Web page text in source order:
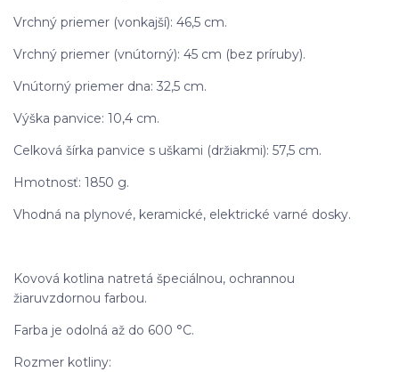
Vrchný priemer (vonkajší): 46,5 cm.
Vrchný priemer (vnútorný): 45 cm (bez príruby).
Vnútorný priemer dna: 32,5 cm.
Výška panvice: 10,4 cm.
Celková šírka panvice s uškami (držiakmi): 57,5 cm.
Hmotnosť: 1850 g.
Vhodná na plynové, keramické, elektrické varné dosky.
Kovová kotlina natretá špeciálnou, ochrannou
žiaruvzdornou farbou.
Farba je odolná až do 600 °C.
Rozmer kotliny: